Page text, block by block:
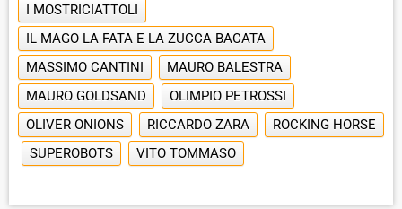
I MOSTRICIATTOLI
IL MAGO LA FATA E LA ZUCCA BACATA
MASSIMO CANTINI
MAURO BALESTRA
MAURO GOLDSAND
OLIMPIO PETROSSI
OLIVER ONIONS
RICCARDO ZARA
ROCKING HORSE
SUPEROBOTS
VITO TOMMASO